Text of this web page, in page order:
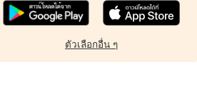
ตัวเลือกอื่น ๆ